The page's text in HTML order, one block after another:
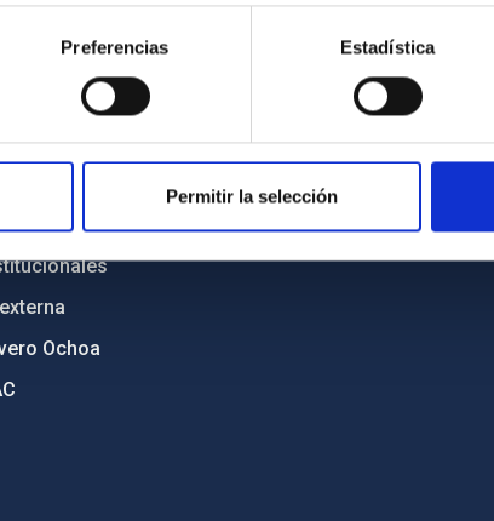
Preferencias Estadística
Permitir la selección
política antifraude
de género
y Sostenibilidad
Ochoa
Políticas de privacidad
Aviso legal
Política de cookies
Accesibilidad